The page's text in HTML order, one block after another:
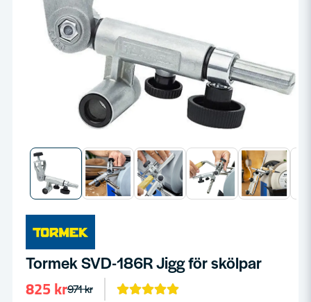
Tormek SVD-186R Jigg för skölpar
971 kr
825 kr